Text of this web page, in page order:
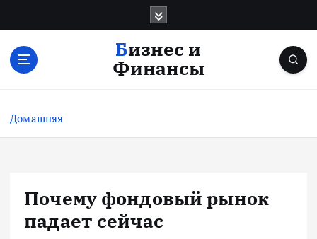
с
Бизнес и
Финансы
Домашняя
Почему фондовый рынок
падает сейчас